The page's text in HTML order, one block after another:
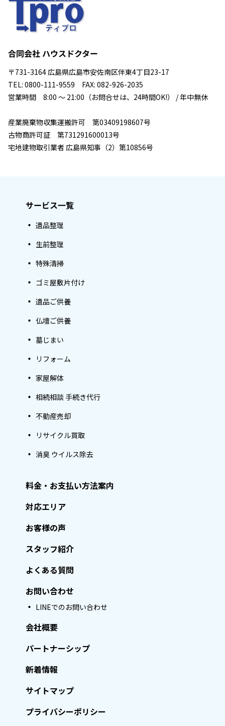
合同会社 ハウスドクター
〒731-3164 広島県広島市安佐南区伴東4丁目23-17
TEL: 0800-111-9559 FAX: 082-926-2035
営業時間 8:00 ～ 21:00（お問合せは、24時間OK!） / 年中無休
産業廃棄物収集運搬許可 第03409198607号
古物商許可証 第731291600013号
宅地建物取引業者 広島県知事（2）第10856号
サービス一覧
遺品整理
生前整理
特殊清掃
ゴミ屋敷片付け
遺品ご供養
仏壇ご供養
墓じまい
リフォーム
家屋解体
相続相談 手続き代行
不動産売却
リサイクル買取
消臭 ウイルス除去
料金・お支払い方法案内
対応エリア
お客様の声
スタッフ紹介
よくある質問
お問い合わせ
LINEでのお問い合わせ
会社概要
パートナーシップ
新着情報
サイトマップ
プライバシーポリシー